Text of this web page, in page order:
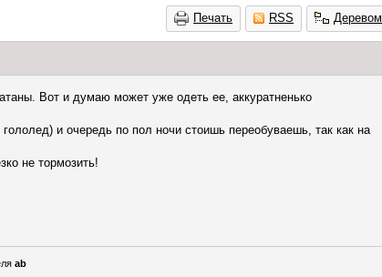
Печать RSS Деревом
Вот и думаю может уже одеть ее, аккуратненько
и очередь по пол ночи стоишь переобуваешь, так как на
не тормозить!
ab